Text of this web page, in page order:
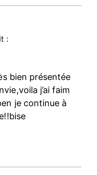
:
bien présentée
j’ai faim
je continue à